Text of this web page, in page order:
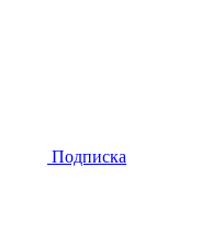
Подписка